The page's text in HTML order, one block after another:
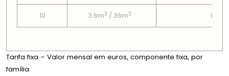
10 3.6m3 / 36m3 0.75€
Tarifa fixa – Valor mensal em euros, componente fixa, por
família.